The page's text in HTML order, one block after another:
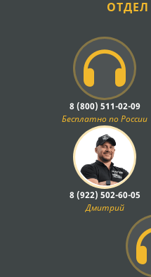
8 (800) 511-02-09
Бесплатно по России
8 (922) 502-60-05
Дмитрий